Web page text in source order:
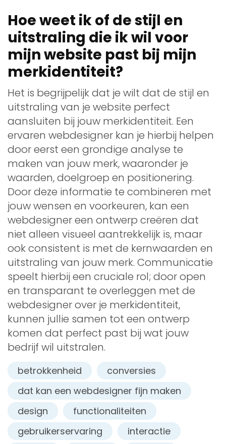
Hoe weet ik of de stijl en
uitstraling die ik wil voor
mijn website past bij mijn
merkidentiteit?
Het is begrijpelijk dat je wilt dat de stijl en
uitstraling van je website perfect
aansluiten bij jouw merkidentiteit. Een
ervaren webdesigner kan je hierbij helpen
door eerst een grondige analyse te
maken van jouw merk, waaronder je
waarden, doelgroep en positionering.
Door deze informatie te combineren met
jouw wensen en voorkeuren, kan een
webdesigner een ontwerp creëren dat
niet alleen visueel aantrekkelijk is, maar
ook consistent is met de kernwaarden en
uitstraling van jouw merk. Communicatie
speelt hierbij een cruciale rol; door open
en transparant te overleggen met de
webdesigner over je merkidentiteit,
kunnen jullie samen tot een ontwerp
komen dat perfect past bij wat jouw
bedrijf wil uitstralen.
betrokkenheid
conversies
dat kan een webdesigner fijn maken
design
functionaliteiten
gebruikerservaring
interactie